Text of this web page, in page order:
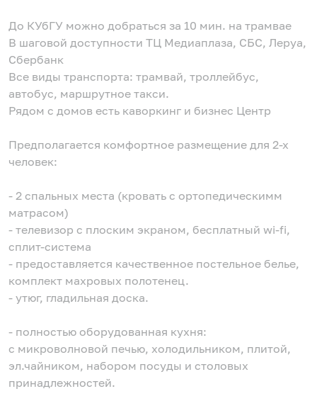
До КУбГУ можно добраться за 10 мин. на трамвае
В шаговой доступности ТЦ Медиаплаза, СБС, Леруа,
Сбербанк
Все виды транспорта: трамвай, троллейбус,
автобус, маршрутное такси.
Рядом с домов есть каворкинг и бизнес Центр
Предполагается комфортное размещение для 2-х
человек:
- 2 спальных места (кровать с ортопедическимм
матрасом)
- телевизор с плоским экраном, бесплатный wi-fi,
сплит-система
- предоставляется качественное постельное белье,
комплект махровых полотенец.
- утюг, гладильная доска.
- полностью оборудованная кухня:
с микроволновой печью, холодильником, плитой,
эл.чайником, набором посуды и столовых
принадлежностей.